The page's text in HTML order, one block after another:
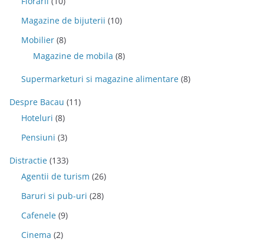
Magazine de bijuterii (10)
Mobilier (8)
Magazine de mobila (8)
Supermarketuri si magazine alimentare (8)
Despre Bacau (11)
Hoteluri (8)
Pensiuni (3)
Distractie (133)
Agentii de turism (26)
Baruri si pub-uri (28)
Cafenele (9)
Cinema (2)